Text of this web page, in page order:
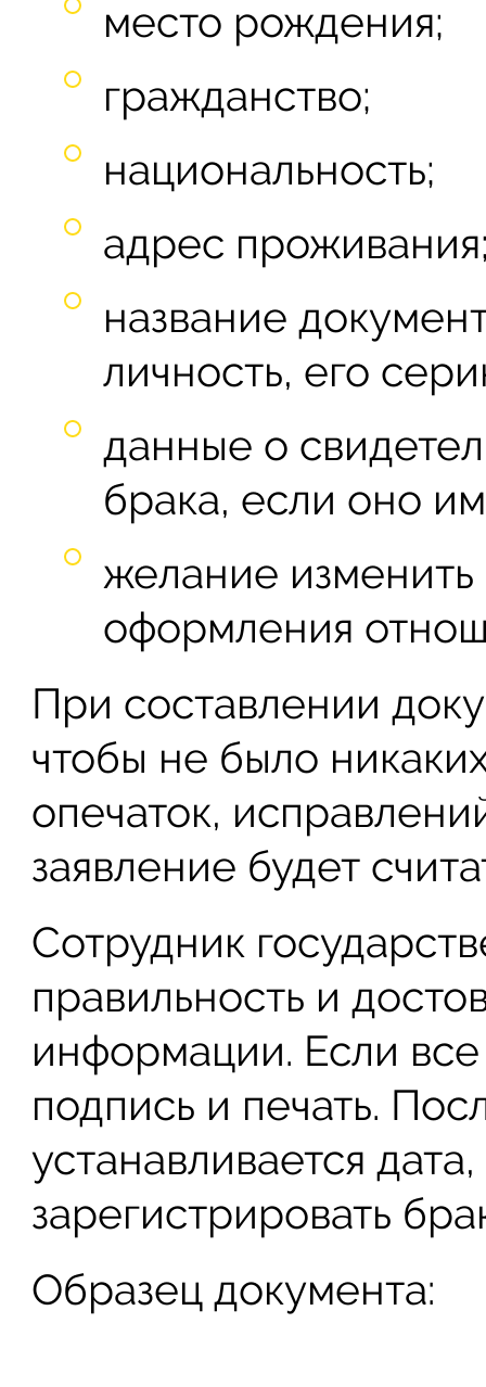
место рождения;
гражданство;
национальность;
адрес
название
личность, его
данные о
брака, если оно
желание
оформления
При составлении
чтобы не было
опечаток,
заявление будет
Сотрудник
правильность и
информации. Если
подпись и печать.
устанавливается
зарегистрировать
Образец документа: